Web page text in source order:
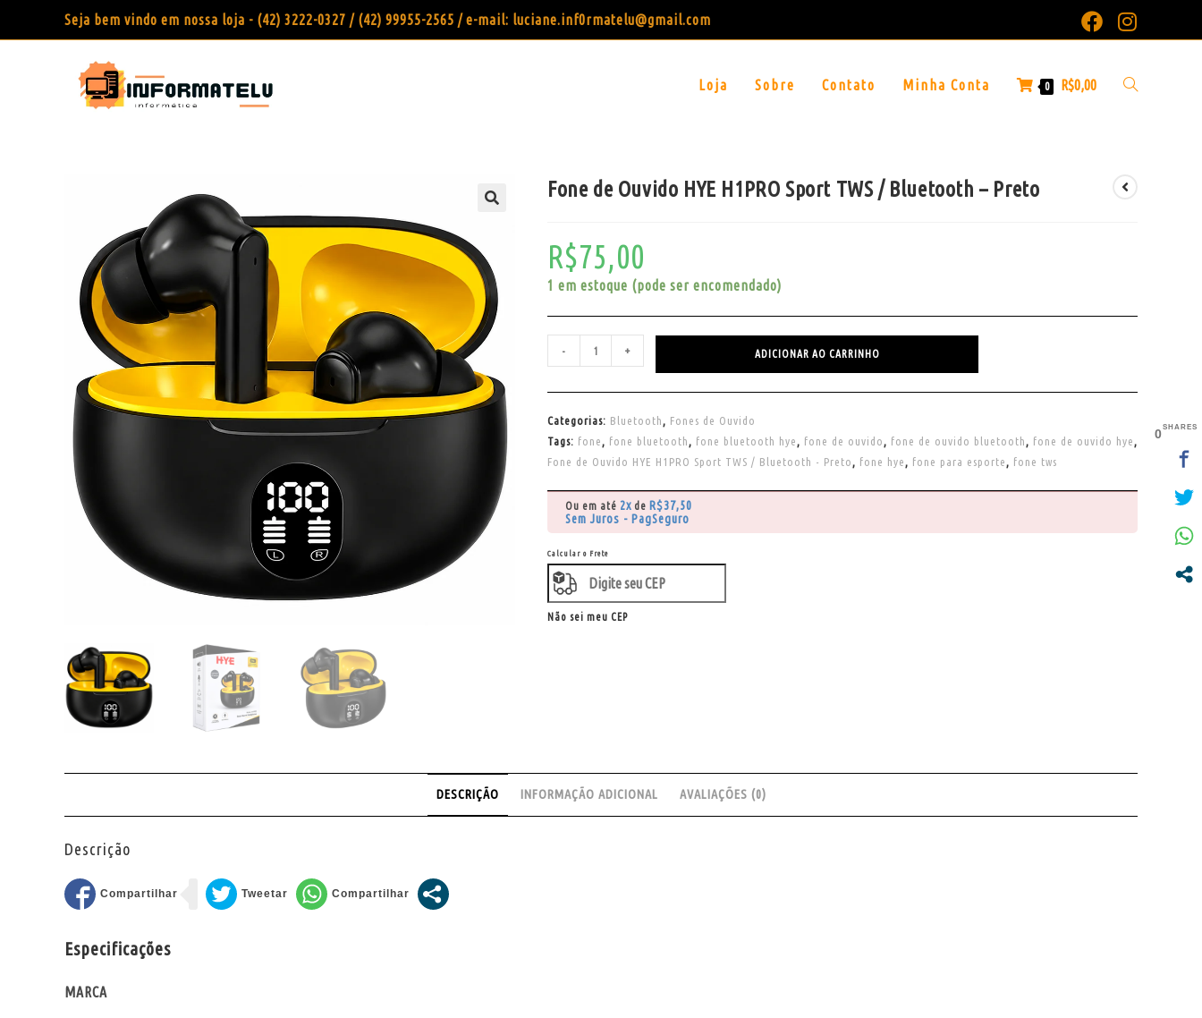
Seja bem vindo em nossa loja - (42) 3222-0327 / (42) 99955-2565 / e-mail: luciane.inf0rmatelu@gmail.com
Loja Sobre Contato Minha Conta 0 R$0,00
Fone de Ouvido HYE H1PRO Sport TWS / Bluetooth – Preto
R$75,00
1 em estoque (pode ser encomendado)
- + ADICIONAR AO CARRINHO
Categorias: Bluetooth , Fones de Ouvido
Tags: fone , fone bluetooth , fone bluetooth hye , fone de ouvido , fone de ouvido bluetooth , fone de ouvido hye ,
Fone de Ouvido HYE H1PRO Sport TWS / Bluetooth - Preto , fone hye , fone para esporte , fone tws
Ou em até 2x de R$37,50
Sem Juros - PagSeguro
Calcular o Frete
Não sei meu CEP
DESCRIÇÃO INFORMAÇÃO ADICIONAL AVALIAÇÕES (0)
Descrição
Especificações
MARCA
0SHARES